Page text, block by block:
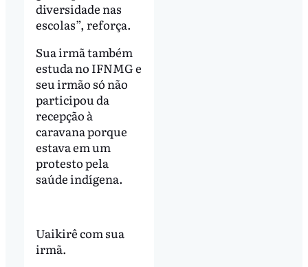
diversidade nas
escolas”, reforça.
Sua irmã também
estuda no IFNMG e
seu irmão só não
participou da
recepção à
caravana porque
estava em um
protesto pela
saúde indígena.
Uaikirê com sua
irmã.